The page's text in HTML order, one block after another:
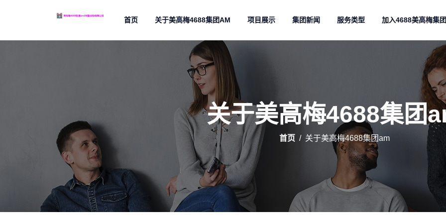
首页 关于美高梅4688集团AM 项目展示 集团新闻 服务类型 加入4688美高梅集团
关于美高梅4688集团
首页 关于美高梅4688集团am